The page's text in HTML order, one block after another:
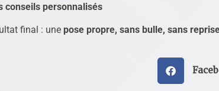
conseils personnalisés
final : une pose propre, sans bulle, sans